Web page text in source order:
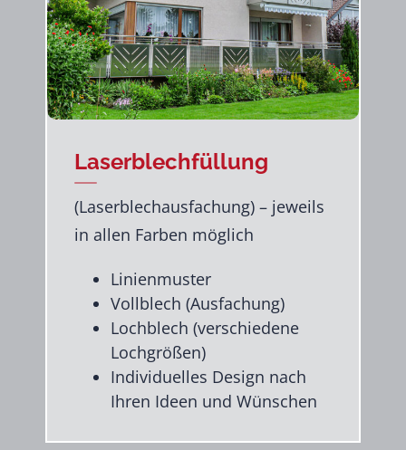
Laserblechfüllung
(Laserblechausfachung) – jeweils
in allen Farben möglich
Linienmuster
Vollblech (Ausfachung)
Lochblech (verschiedene
Lochgrößen)
Individuelles Design nach
Ihren Ideen und Wünschen